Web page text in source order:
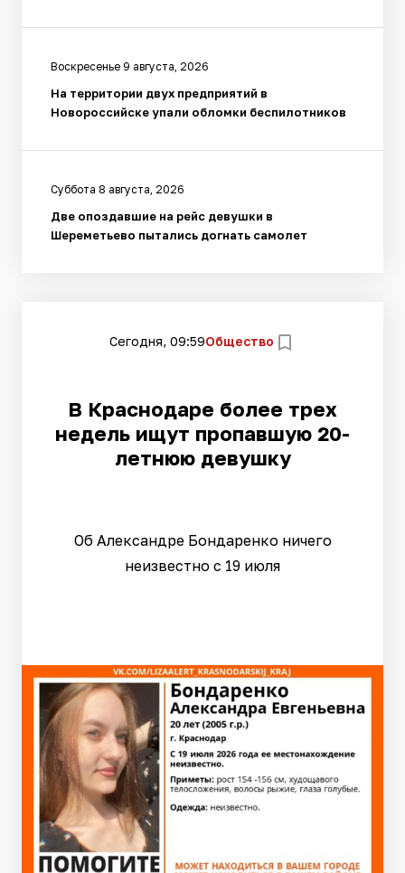
Воскресенье 9 августа, 2026
На территории двух предприятий в
Новороссийске упали обломки беспилотников
Суббота 8 августа, 2026
Две опоздавшие на рейс девушки в
Шереметьево пытались догнать самолет
Сегодня, 09:59Общество
В Краснодаре более трех
недель ищут пропавшую 20-
летнюю девушку
Об Александре Бондаренко ничего
неизвестно с 19 июля